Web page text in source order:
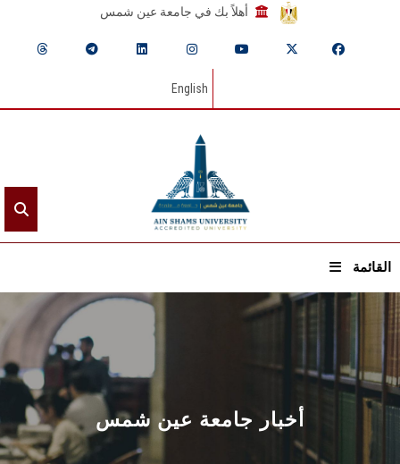
أهلاً بك في جامعة عين شمس
English
القائمة
الرئيسيـة
عن الجامعة
القطاعـات أخبار جامعة عين شمس